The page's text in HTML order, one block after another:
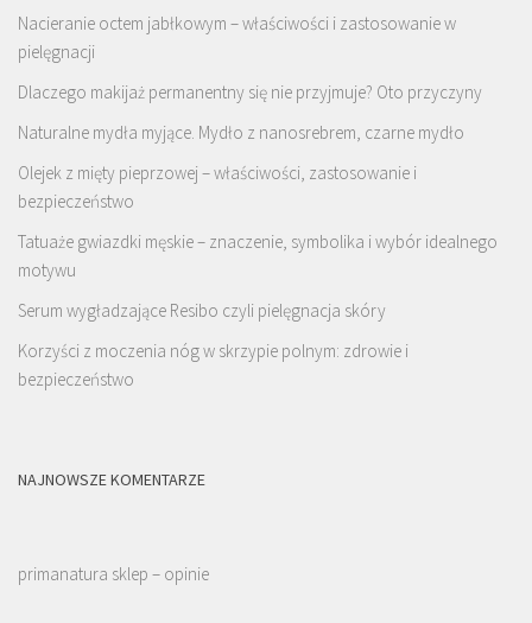
Nacieranie octem jabłkowym – właściwości i zastosowanie w
pielęgnacji
Dlaczego makijaż permanentny się nie przyjmuje? Oto przyczyny
Naturalne mydła myjące. Mydło z nanosrebrem, czarne mydło
Olejek z mięty pieprzowej – właściwości, zastosowanie i
bezpieczeństwo
Tatuaże gwiazdki męskie – znaczenie, symbolika i wybór idealnego
motywu
Serum wygładzające Resibo czyli pielęgnacja skóry
Korzyści z moczenia nóg w skrzypie polnym: zdrowie i
bezpieczeństwo
NAJNOWSZE KOMENTARZE
primanatura sklep – opinie